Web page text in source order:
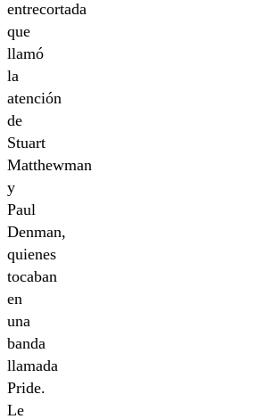
entrecortada
que
llamó
la
atención
de
Stuart
Matthewman
y
Paul
Denman,
quienes
tocaban
en
una
banda
llamada
Pride.
Le